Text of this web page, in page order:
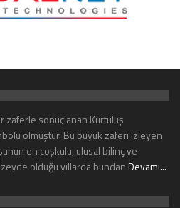
zaferle sonuçlanan Kurtuluş
olmuştur. Bu büyük zaferi izleyen
en coşkulu, ulusal bilinç ve
olduğu yıllarda bundanDevamı...